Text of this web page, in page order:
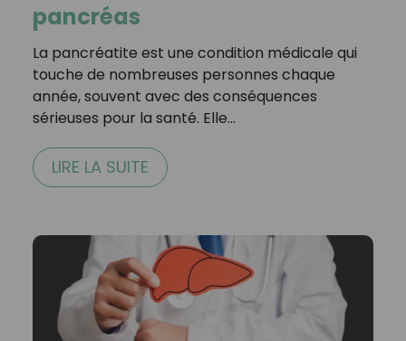
pancréas
La pancréatite est une condition médicale qui
touche de nombreuses personnes chaque
année, souvent avec des conséquences
sérieuses pour la santé. Elle…
LIRE LA SUITE